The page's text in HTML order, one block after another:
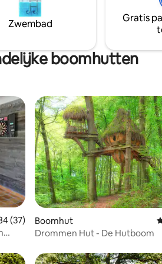
ontbijt is bij de prijs
Zwembad
Gratis
boomhutten
beoordeling van 4,84 uit 5, 37
(37)
Boomhut
Drommen Hut - De Hutboom